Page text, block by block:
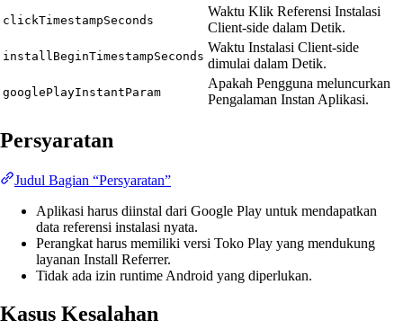
clickTimestampSeconds
Waktu Klik Referensi Instalasi
Client-side dalam Detik.
installBeginTimestampSeconds
Waktu Instalasi Client-side
dimulai dalam Detik.
googlePlayInstantParam
Apakah Pengguna meluncurkan
Pengalaman Instan Aplikasi.
Persyaratan
Judul Bagian “Persyaratan”
Aplikasi harus diinstal dari Google Play untuk mendapatkan
data referensi instalasi nyata.
Perangkat harus memiliki versi Toko Play yang mendukung
layanan Install Referrer.
Tidak ada izin runtime Android yang diperlukan.
Kasus Kesalahan